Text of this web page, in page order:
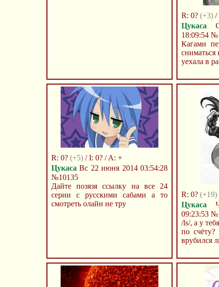
R: 0? (+3) /
Цукаса
18:09:54
Кагами
уехала в
R: 0? (+5) / I: 0? / A: +
Цукаса Вс 22 июня 2014 03:54:28
№10135
Дайте позязя ссылку на все 24
серии с русскими сабами а то
смотреть олайн не тру
R: 0? (+19)
Цукаса
09:23:53
/ls/, а у
по
врубился